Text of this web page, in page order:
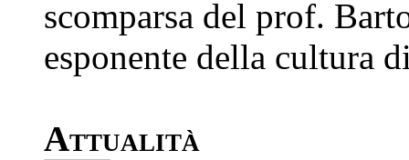
scomparsa del prof.
esponente della cultura
Attualità